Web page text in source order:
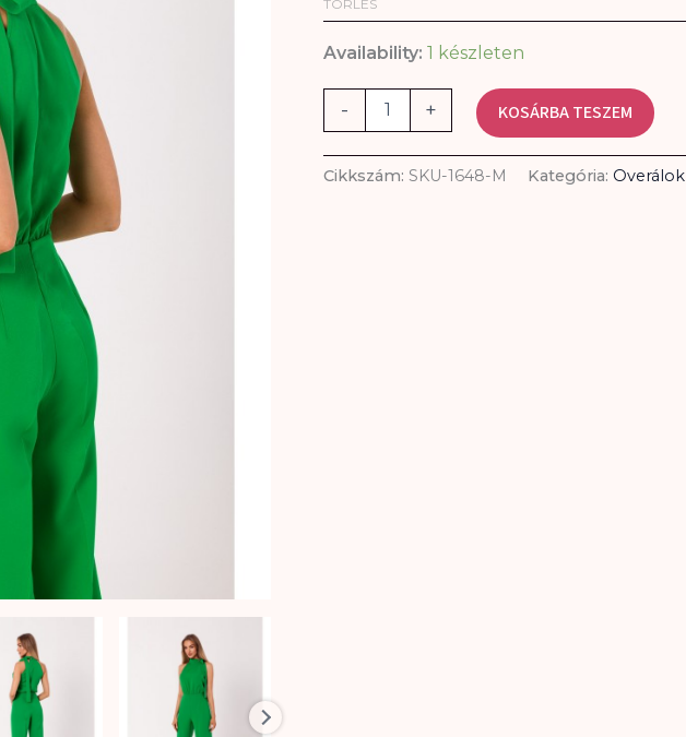
TÖRLÉS
Availability: 1 készleten
- + KOSÁRBA TESZEM
Cikkszám: SKU-1648-M Kategória: Overálok